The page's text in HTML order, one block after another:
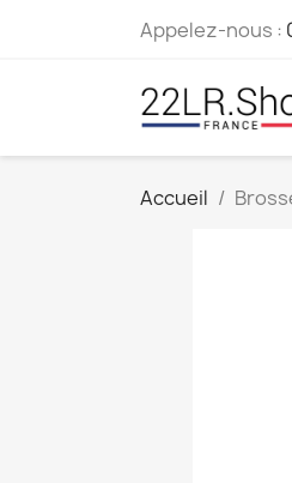
Appelez-nous :
Accueil